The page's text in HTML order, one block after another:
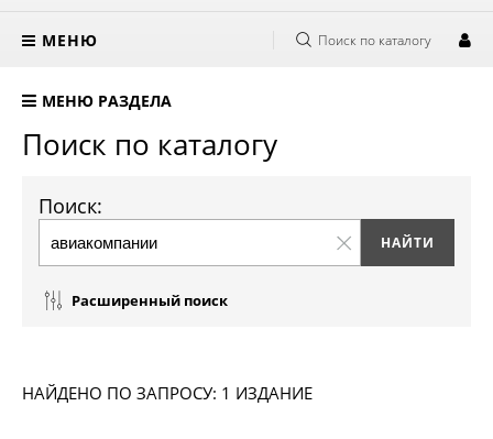
МЕНЮ Поиск по каталогу
МЕНЮ РАЗДЕЛА
Поиск по каталогу
Поиск:
Расширенный поиск
НАЙДЕНО ПО ЗАПРОСУ: 1 ИЗДАНИЕ